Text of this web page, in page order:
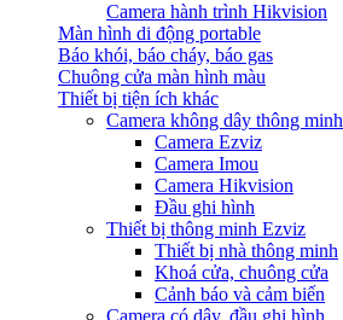
Camera hành trình Hikvision
Màn hình di động portable
Báo khói, báo cháy, báo gas
Chuông cửa màn hình màu
Thiết bị tiện ích khác
Camera không dây thông minh
Camera Ezviz
Camera Imou
Camera Hikvision
Đầu ghi hình
Thiết bị thông minh Ezviz
Thiết bị nhà thông minh
Khoá cửa, chuông cửa
Cảnh báo và cảm biến
Camera có dây, đầu ghi hình